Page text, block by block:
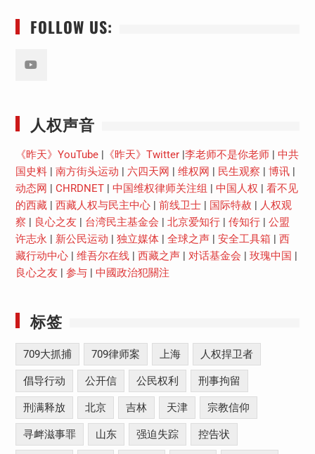
FOLLOW US:
人权声音
《昨天》YouTube| 《昨天》Twitter| 李老师不是你老师| 中共
国史料| 南方街头运动 六四天网 维权网 民生观察 博讯|
动态网
CHRDNET| 中国维权律师关注组 中国人权
看不见
的西藏| 西藏人权与民主中心| 前线卫士| 国际特赦
人权观
察
良心之友 台湾民主基金会 北京爱知行| 传知行| 公盟
许志永
新公民运动 独立媒体| 全球之声| 安全工具箱
西
藏行动中心| 维吾尔在线| 西藏之声| 对话基金会 玫瑰中国
良心之友
参与| 中國政治犯關注
标签
709大抓捕 709律师案 上海 人权捍卫者
倡导行动 公开信 公民权利 刑事拘留
刑满释放 北京 吉林 天津 宗教信仰
寻衅滋事罪 山东 强迫失踪 控告状